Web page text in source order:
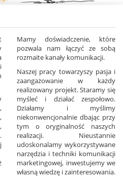
Mamy doświadczenie, które
pozwala nam łączyć ze sobą
rozmaite kanały komunikacji.
Naszej pracy towarzyszy pasja i
zaangażowanie w każdy
realizowany projekt. Staramy się
myśleć i działać zespołowo.
Działamy i myślimy
niekonwencjonalnie dbając przy
tym o oryginalność naszych
realizacji. Nieustannie
udoskonalamy wykorzystywane
narzędzia i techniki komunikacji
marketingowej, inwestujemy we
własną wiedzę i zainteresowania.